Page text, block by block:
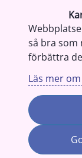
så bra som
förbättra
Läs mer